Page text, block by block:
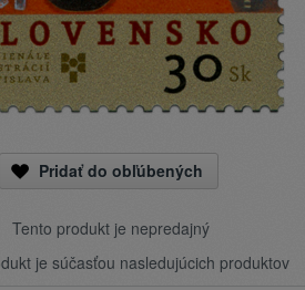
Pridať do obľúbených
Tento produkt je nepredajný
je súčasťou nasledujúcich produktov